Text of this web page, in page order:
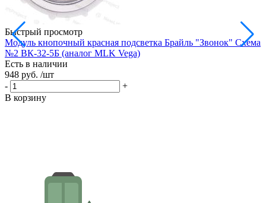
Быстрый просмотр
Модуль кнопочный красная подсветка Брайль "Звонок" Схема
№2 ВК-32-5Б (аналог MLK Vega)
Есть в наличии
948 руб. /шт
-
+
В корзину